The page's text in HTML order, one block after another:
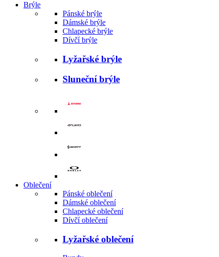
Brýle
Pánské brýle
Dámské brýle
Chlapecké brýle
Dívčí brýle
Lyžařské brýle
Sluneční brýle
Oblečení
Pánské oblečení
Dámské oblečení
Chlapecké oblečení
Dívčí oblečení
Lyžařské oblečení